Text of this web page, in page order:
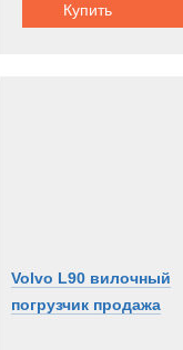
Купить
Volvo L90 вилочный
погрузчик продажа